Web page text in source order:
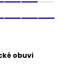
obuvi